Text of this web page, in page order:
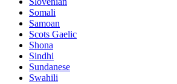
Somali
Samoan
Scots Gaelic
Shona
Sindhi
Sundanese
Swahili